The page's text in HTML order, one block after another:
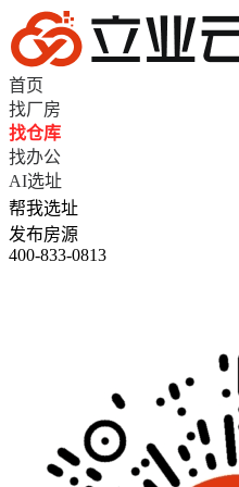
首页
找厂房
找仓库
找办公
AI选址
帮我选址
发布房源
400-833-0813